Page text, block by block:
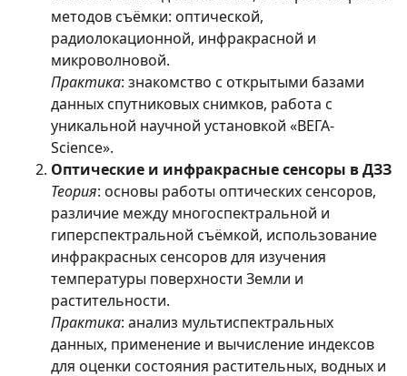
методов съёмки: оптической,
радиолокационной, инфракрасной и
микроволновой.
Практика: знакомство с открытыми базами
данных спутниковых снимков, работа с
уникальной научной установкой «ВЕГА-
Science».
Оптические и инфракрасные сенсоры в ДЗЗ
Теория: основы работы оптических сенсоров,
различие между многоспектральной и
гиперспектральной съёмкой, использование
инфракрасных сенсоров для изучения
температуры поверхности Земли и
растительности.
Практика: анализ мультиспектральных
данных, применение и вычисление индексов
для оценки состояния растительных, водных и